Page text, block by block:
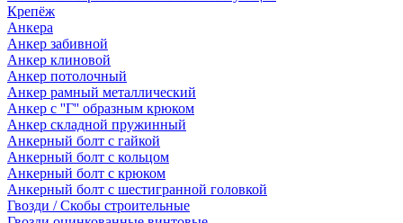
Крепёж
Анкера
Анкер забивной
Анкер клиновой
Анкер потолочный
Анкер рамный металлический
Анкер с ''Г'' образным крюком
Анкер складной пружинный
Анкерный болт с гайкой
Анкерный болт с кольцом
Анкерный болт с крюком
Анкерный болт с шестигранной головкой
Гвозди / Скобы строительные